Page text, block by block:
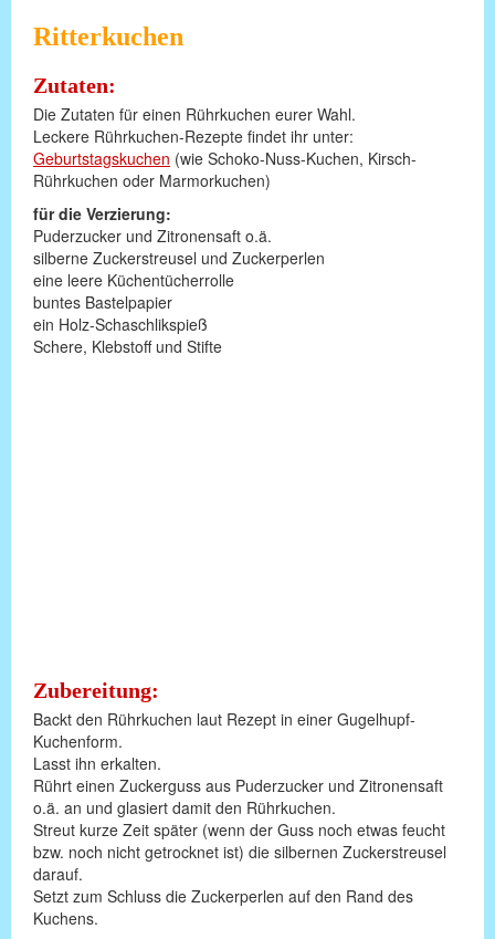
Ritterkuchen
Zutaten:
Die Zutaten für einen Rührkuchen eurer Wahl.
Leckere Rührkuchen-Rezepte findet ihr unter:
Geburtstagskuchen (wie Schoko-Nuss-Kuchen, Kirsch-
Rührkuchen oder Marmorkuchen)
für die Verzierung:
Puderzucker und Zitronensaft o.ä.
silberne Zuckerstreusel und Zuckerperlen
eine leere Küchentücherrolle
buntes Bastelpapier
ein Holz-Schaschlikspieß
Schere, Klebstoff und Stifte
Zubereitung:
Backt den Rührkuchen laut Rezept in einer Gugelhupf-
Kuchenform.
Lasst ihn erkalten.
Rührt einen Zuckerguss aus Puderzucker und Zitronensaft
o.ä. an und glasiert damit den Rührkuchen.
Streut kurze Zeit später (wenn der Guss noch etwas feucht
bzw. noch nicht getrocknet ist) die silbernen Zuckerstreusel
darauf.
Setzt zum Schluss die Zuckerperlen auf den Rand des
Kuchens.